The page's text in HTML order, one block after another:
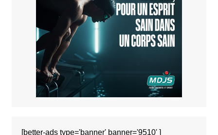
[better-ads type='banner' banner='9510' ]